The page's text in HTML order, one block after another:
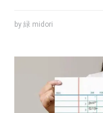
by 緑 midori